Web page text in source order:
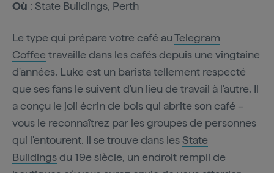
Où : State Buildings, Perth
Le type qui prépare votre café auTelegram
Coffee travaille dans les cafés depuis une vingtaine
d'années. Luke est un barista tellement respecté
que ses fans le suivent d'un lieu de travail à l'autre. Il
a conçu le joli écrin de bois qui abrite son café –
vous le reconnaîtrez par les groupes de personnes
qui l'entourent. Il se trouve dans lesState
Buildingsdu 19e siècle, un endroit rempli de